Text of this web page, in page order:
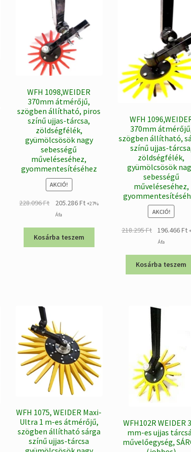
WFH 1098,WEIDER
370mm átmérőjű,
szögben állítható, piros
színű ujjas-tárcsa,
zöldségfélék,
gyümölcsösök nagy
sebességű
műveléseséhez,
gyommentesítéséhez
AKCIÓ!
228.096Ft
Original
price
228.096 Ft.
205.286FtCurrent
+27%
Áfa
Kosárba teszem
WFH
370mm
szögben állítható,
színű ujjas-
zöldségfélék,
gyümölcsösök
sebességű
műveléseséhez,
AKCIÓ!
218.295Ft
Original
price
218.295 Ft.
196.466Ft
Áfa
Kosárba teszem
WFH 1075, WEIDER Maxi-
Ultra 1 m-es átmérőjű,
szögben állítható sárga
színű ujjas-tárcsa
WFH102R WEIDER
mm-es ujjas
művelőegység,